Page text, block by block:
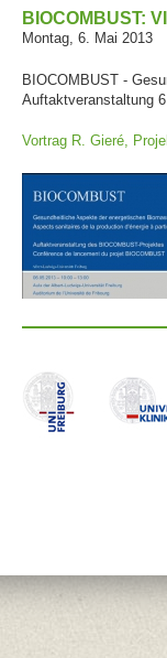
BIOCOMBUST:
Montag, 6. Mai 2013
BIOCOMBUST -
Auftaktveranstaltung
Vortrag R. Gieré,